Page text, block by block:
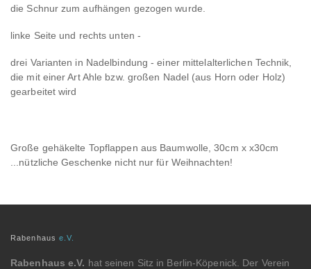
die Schnur zum aufhängen gezogen wurde.
linke Seite und rechts unten -
drei Varianten in Nadelbindung - einer mittelalterlichen Technik,
die mit einer Art Ahle bzw. großen Nadel (aus Horn oder Holz)
gearbeitet wird
Große gehäkelte Topflappen aus Baumwolle, 30cm x x30cm
...nützliche Geschenke nicht nur für Weihnachten!
Rabenhaus e.V.
Rabenhaus e.V. hat seinen Sitz in Berlin-Köpenick. Der Verein